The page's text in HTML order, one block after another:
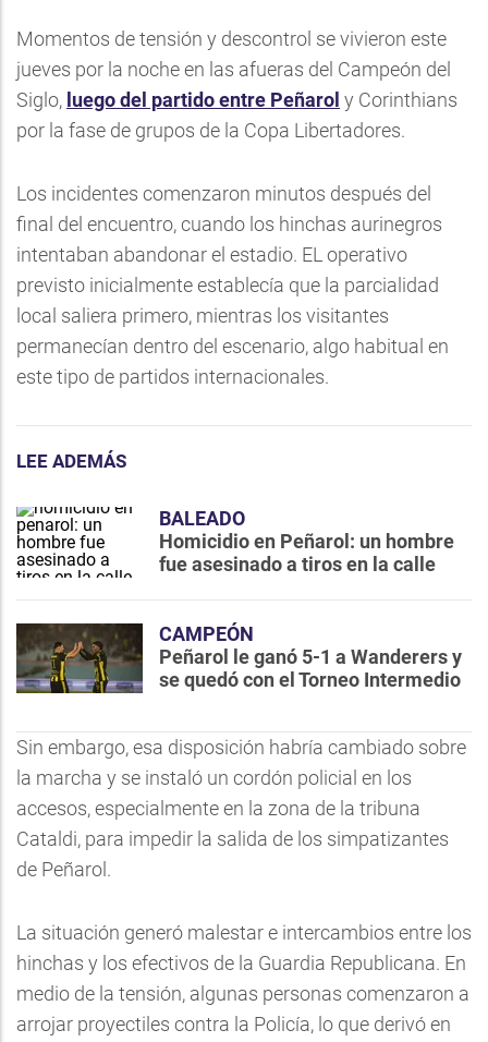
Momentos de tensión y descontrol se vivieron este
jueves por la noche en las afueras del Campeón del
Siglo, luego del partido entre Peñarol y Corinthians
por la fase de grupos de la Copa Libertadores.
Los incidentes comenzaron minutos después del
final del encuentro, cuando los hinchas aurinegros
intentaban abandonar el estadio. EL operativo
previsto inicialmente establecía que la parcialidad
local saliera primero, mientras los visitantes
permanecían dentro del escenario, algo habitual en
este tipo de partidos internacionales.
LEE ADEMÁS
BALEADO
Homicidio en Peñarol: un hombre
fue asesinado a tiros en la calle
CAMPEÓN
Peñarol le ganó 5-1 a Wanderers y
se quedó con el Torneo Intermedio
Sin embargo, esa disposición habría cambiado sobre
la marcha y se instaló un cordón policial en los
accesos, especialmente en la zona de la tribuna
Cataldi, para impedir la salida de los simpatizantes
de Peñarol.
La situación generó malestar e intercambios entre los
hinchas y los efectivos de la Guardia Republicana. En
medio de la tensión, algunas personas comenzaron a
arrojar proyectiles contra la Policía, lo que derivó en